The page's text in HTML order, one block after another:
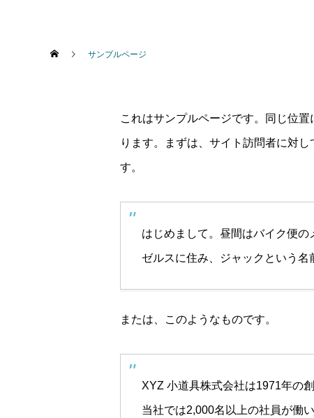
サンプルページ
これはサンプルページです。同じ位
ります。まずは、サイト訪問者に対
す。
はじめまして。昼間はバイク便
ゼルスに住み、ジャックという名
または、このようなものです。
XYZ 小道具株式会社は1971年の
当社では2,000名以上の社員が働